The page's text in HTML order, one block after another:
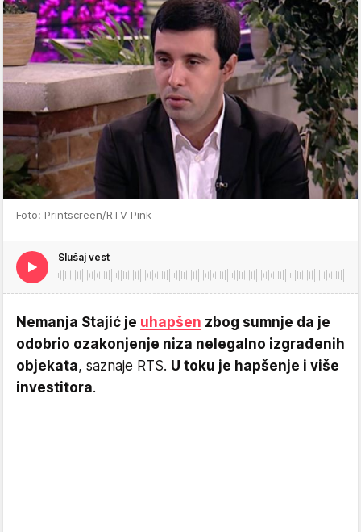
Foto: Printscreen/RTV Pink
Slušaj vest
Nemanja Stajić je uhapšen zbog sumnje da je
odobrio ozakonjenje niza nelegalno izgrađenih
objekata, saznaje RTS. U toku je hapšenje i više
investitora.